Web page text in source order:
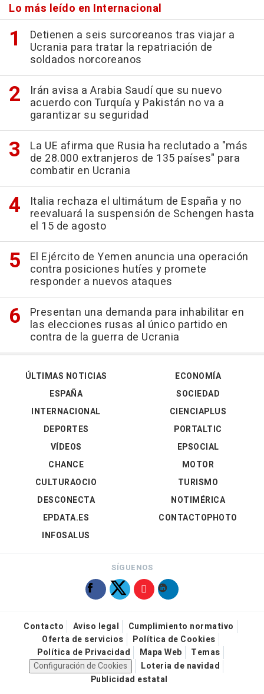
Lo más leído en Internacional
Detienen a seis surcoreanos tras viajar a
Ucrania para tratar la repatriación de
soldados norcoreanos
Irán avisa a Arabia Saudí que su nuevo
acuerdo con Turquía y Pakistán no va a
garantizar su seguridad
La UE afirma que Rusia ha reclutado a "más
de 28.000 extranjeros de 135 países" para
combatir en Ucrania
Italia rechaza el ultimátum de España y no
reevaluará la suspensión de Schengen hasta
el 15 de agosto
El Ejército de Yemen anuncia una operación
contra posiciones hutíes y promete
responder a nuevos ataques
Presentan una demanda para inhabilitar en
las elecciones rusas al único partido en
contra de la guerra de Ucrania
ÚLTIMAS NOTICIAS
ESPAÑA
INTERNACIONAL
DEPORTES
VÍDEOS
ECONOMÍA
SOCIEDAD
CIENCIAPLUS
PORTALTIC
EPSOCIAL
CHANCE
CULTURAOCIO
DESCONECTA
EPDATA.ES
INFOSALUS
MOTOR
TURISMO
NOTIMÉRICA
CONTACTOPHOTO
SÍGUENOS
Contacto Aviso legal
Cumplimiento normativo
Oferta de servicios
Política de Cookies
Política de Privacidad
Mapa Web
Temas
Configuración de Cookies
Loteria de navidad
Publicidad estatal